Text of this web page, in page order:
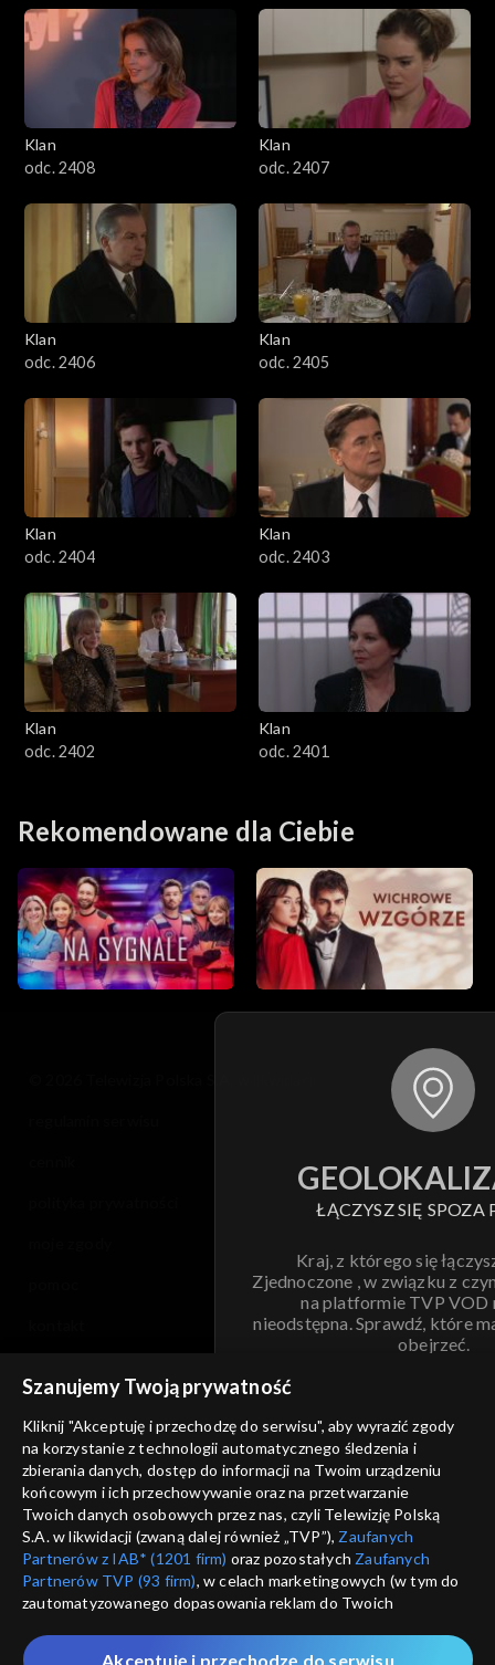
Klan
odc. 2408
Klan
odc. 2407
Klan
odc. 2406
Klan
odc. 2405
Klan
odc. 2404
Klan
odc. 2403
Klan
odc. 2402
Klan
odc. 2401
Rekomendowane dla Ciebie
ŁĄCZYSZ SIĘ SPOZA
Kraj, z którego się
Zjednoczone , w związku z
na platformie TVP VOD
nieodstępna. Sprawdź, które
obejrzeć.
ANULUJ
informacje o dostawcy usług
Szanujemy Twoją prywatność
Kliknij "Akceptuję i przechodzę do serwisu", aby wyrazić zgody
na korzystanie z technologii automatycznego śledzenia i
zbierania danych, dostęp do informacji na Twoim urządzeniu
końcowym i ich przechowywanie oraz na przetwarzanie
Twoich danych osobowych przez nas, czyli Telewizję Polską
S.A. w likwidacji (zwaną dalej również „TVP”), Zaufanych
Partnerów z IAB* (1201 firm) oraz pozostałych Zaufanych
Partnerów TVP (93 firm), w celach marketingowych (w tym do
zautomatyzowanego dopasowania reklam do Twoich
które wskazujemy poniżej, a także zgody na udostępnianie
Akceptuję i przechodzę do serwisu